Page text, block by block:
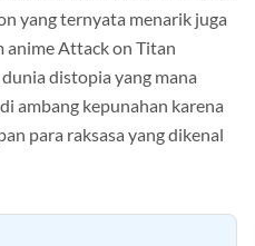
yang ternyata menarik juga
Attack on Titan
distopia yang mana
ambang kepunahan karena
para raksasa yang dikenal